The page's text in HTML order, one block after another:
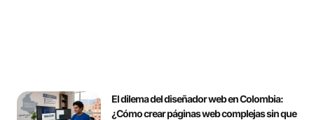
El dilema del diseñador web en Colombia:
¿Cómo crear páginas web complejas sin que